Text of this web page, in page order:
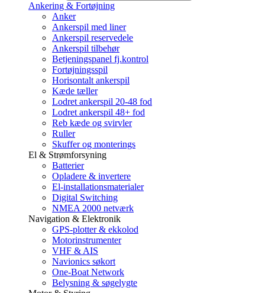
Ankering & Fortøjning
Anker
Ankerspil med liner
Ankerspil reservedele
Ankerspil tilbehør
Betjeningspanel fj.kontrol
Fortøjningsspil
Horisontalt ankerspil
Kæde tæller
Lodret ankerspil 20-48 fod
Lodret ankerspil 48+ fod
Reb kæde og svirvler
Ruller
Skuffer og monterings
El & Strømforsyning
Batterier
Opladere & invertere
El-installationsmaterialer
Digital Switching
NMEA 2000 netværk
Navigation & Elektronik
GPS-plotter & ekkolod
Motorinstrumenter
VHF & AIS
Navionics søkort
One-Boat Network
Belysning & søgelygte